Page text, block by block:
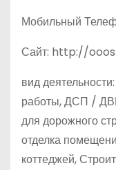
Мобильный
Сайт: http://
вид
работы, ДСП /
для дорожного
отделка
коттеджей,